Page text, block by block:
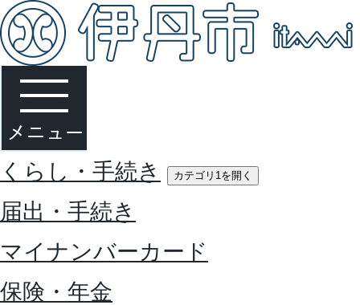
くらし・手続き カテゴリ1を開く
届出・手続き
マイナンバーカード
保険・年金